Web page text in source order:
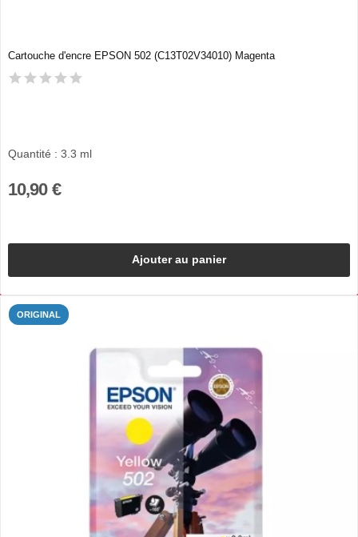
Cartouche d'encre EPSON 502 (C13T02V34010) Magenta
Quantité : 3.3 ml
10,90 €
Ajouter au panier
ORIGINAL